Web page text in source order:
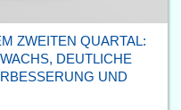
ZWEITEN QUARTAL:
DEUTLICHE
UND